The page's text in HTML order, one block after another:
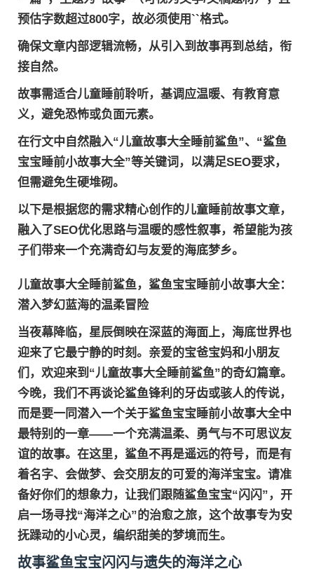
预估字数超过800字，故必须使用``格式。
确保文章内部逻辑流畅，从引入到故事再到总结，衔
接自然。
故事需适合儿童睡前聆听，基调应温暖、有教育意
义，避免恐怖或负面元素。
在行文中自然融入“儿童故事大全睡前鲨鱼”、“鲨鱼
宝宝睡前小故事大全”等关键词，以满足SEO要求，
但需避免生硬堆砌。
以下是根据您的需求精心创作的儿童睡前故事文章，
融入了SEO优化思路与温暖的感性叙事，希望能为孩
子们带来一个充满奇幻与友爱的海底梦乡。
儿童故事大全睡前鲨鱼，鲨鱼宝宝睡前小故事大全：
潜入梦幻蓝海的温柔冒险
当夜幕降临，星辰倒映在深蓝的海面上，海底世界也
迎来了它最宁静的时刻。亲爱的宝爸宝妈和小朋友
们，欢迎来到“儿童故事大全睡前鲨鱼”的奇幻篇章。
今晚，我们不再谈论鲨鱼锋利的牙齿或骇人的传说，
而是要一同潜入一个关于鲨鱼宝宝睡前小故事大全中
最特别的一章——一个充满温柔、勇气与不可思议友
谊的故事。在这里，鲨鱼不再是遥远的符号，而是有
着名字、会做梦、会交朋友的可爱的海洋宝宝。请准
备好你们的想象力，让我们跟随鲨鱼宝宝“闪闪”，开
启一场寻找“海洋之心”的治愈之旅，这个故事专为安
抚躁动的小心灵，编织甜美的梦境而生。
故事鲨鱼宝宝闪闪与遗失的海洋之心